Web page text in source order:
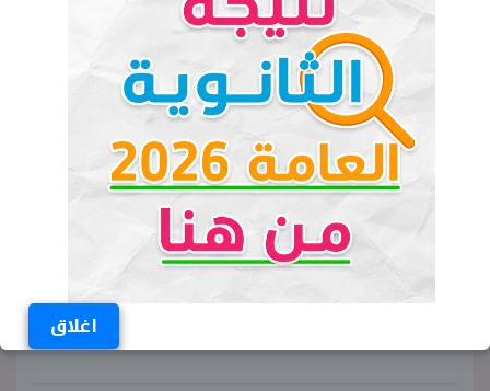
اغلاق
الألوان في المذاكرة
الكلمات المفتاحية
تقوية الذاكرة علاج ضعف الذاكرة
طرق تذكر المعلومات
عشان متنساش المنهج #طرق_المذاكرة